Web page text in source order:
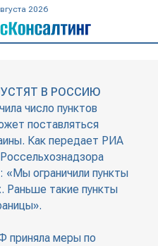
2026
В РОССИЮ
число пунктов
поставляться
Как передает РИА
«Мы ограничили пункты
Раньше такие пункты
приняла меры по